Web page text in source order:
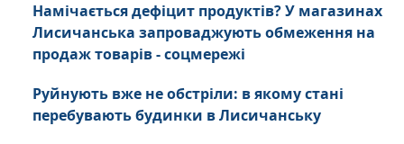
Намічається дефіцит продуктів? У магазинах
Лисичанська запроваджують обмеження на
продаж товарів - соцмережі
Руйнують вже не обстріли: в якому стані
перебувають будинки в Лисичанську